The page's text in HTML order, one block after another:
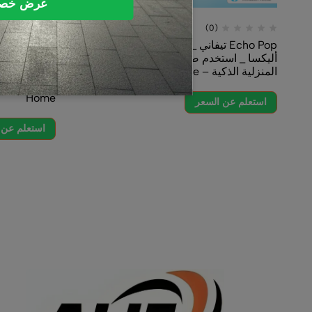
(0)
Echo Pop تيفاني _ سماعة بلوتوث ذكية مع
أليكسا _ استخدم صوتك للتحكم بالأجهزة
المنزلية الذكية – Smart Home
استعلم عن السعر
عالية
Home
استعلم
عرض